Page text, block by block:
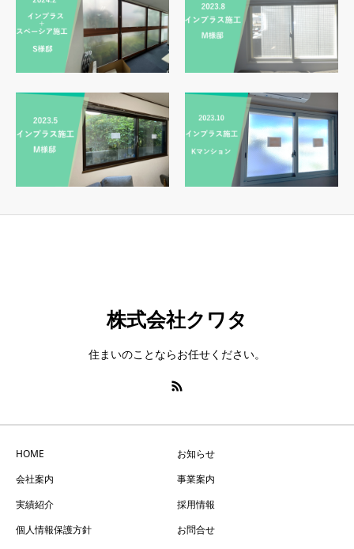
株式会社クワタ
住まいのことならお任せください。
HOME
お知らせ
会社案内
事業案内
実績紹介
採用情報
個人情報保護方針
お問合せ